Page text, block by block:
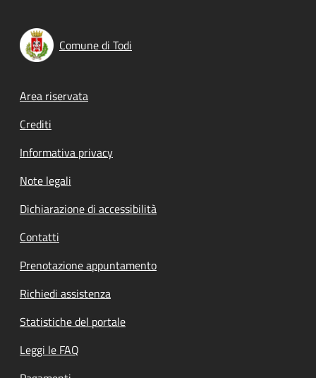
Comune di Todi
Footer menu
Area riservata
Crediti
Informativa privacy
Note legali
Dichiarazione di accessibilità
Contatti
Prenotazione appuntamento
Richiedi assistenza
Statistiche del portale
Leggi le FAQ